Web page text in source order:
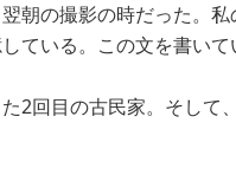
朝の撮影の時だった。
ている。この文を書い
回目の古民家。そして